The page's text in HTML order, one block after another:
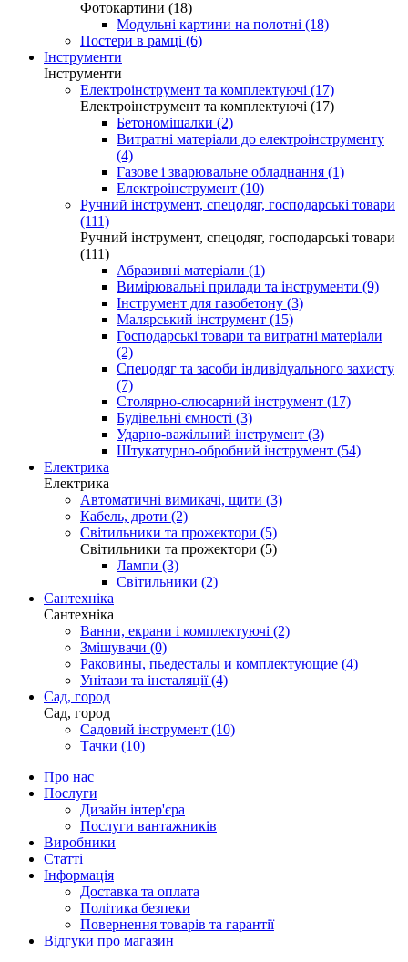
Фотокартини (18)
Модульні картини на полотні (18)
Постери в рамці (6)
Інструменти
Інструменти
Електроінструмент та комплектуючі (17)
Електроінструмент та комплектуючі (17)
Бетономішалки (2)
Витратні матеріали до електроінструменту
(4)
Газове і зварювальне обладнання (1)
Електроінструмент (10)
Ручний інструмент, спецодяг, господарські товари
(111)
Ручний інструмент, спецодяг, господарські товари
(111)
Абразивні матеріали (1)
Вимірювальні прилади та інструменти (9)
Інструмент для газобетону (3)
Малярський інструмент (15)
Господарські товари та витратні матеріали
(2)
Спецодяг та засоби індивідуального захисту
(7)
Столярно-слюсарний інструмент (17)
Будівельні ємності (3)
Ударно-важільний інструмент (3)
Штукатурно-обробний інструмент (54)
Електрика
Електрика
Автоматичні вимикачі, щити (3)
Кабель, дроти (2)
Світильники та прожектори (5)
Світильники та прожектори (5)
Лампи (3)
Світильники (2)
Сантехніка
Сантехніка
Ванни, екрани і комплектуючі (2)
Змішувачи (0)
Раковины, пьедесталы и комплектующие (4)
Унітази та інсталяції (4)
Сад, город
Сад, город
Садовий інструмент (10)
Тачки (10)
Про нас
Послуги
Дизайн інтер'єра
Послуги вантажників
Виробники
Статті
Інформація
Доставка та оплата
Політика безпеки
Повернення товарів та гарантії
Відгуки про магазин